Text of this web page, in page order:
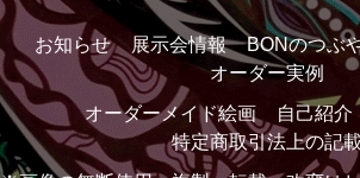
お知らせ 展示会情報 BONのつぶ
オーダー実例
オーダーメイド絵画
自己紹介
特定商取引法上の記